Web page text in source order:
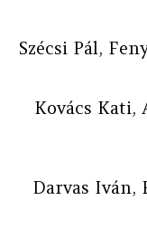
Szécsi Pál,
Kovács Kati,
Darvas Iván,